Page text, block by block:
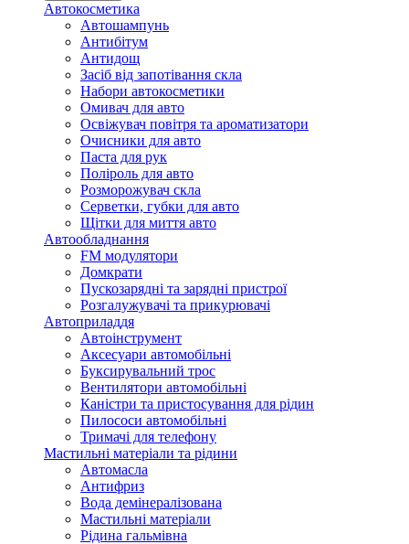
Автокосметика
Автошампунь
Антибітум
Антидощ
Засіб від запотівання скла
Набори автокосметики
Омивач для авто
Освіжувач повітря та ароматизатори
Очисники для авто
Паста для рук
Поліроль для авто
Розморожувач скла
Серветки, губки для авто
Щітки для миття авто
Автообладнання
FM модулятори
Домкрати
Пускозарядні та зарядні пристрої
Розгалужувачі та прикурювачі
Автоприладдя
Автоінструмент
Аксесуари автомобільні
Буксирувальний трос
Вентилятори автомобільні
Каністри та пристосування для рідин
Пилососи автомобільні
Тримачі для телефону
Мастильні матеріали та рідини
Автомасла
Антифриз
Вода демінералізована
Мастильні матеріали
Рідина гальмівна